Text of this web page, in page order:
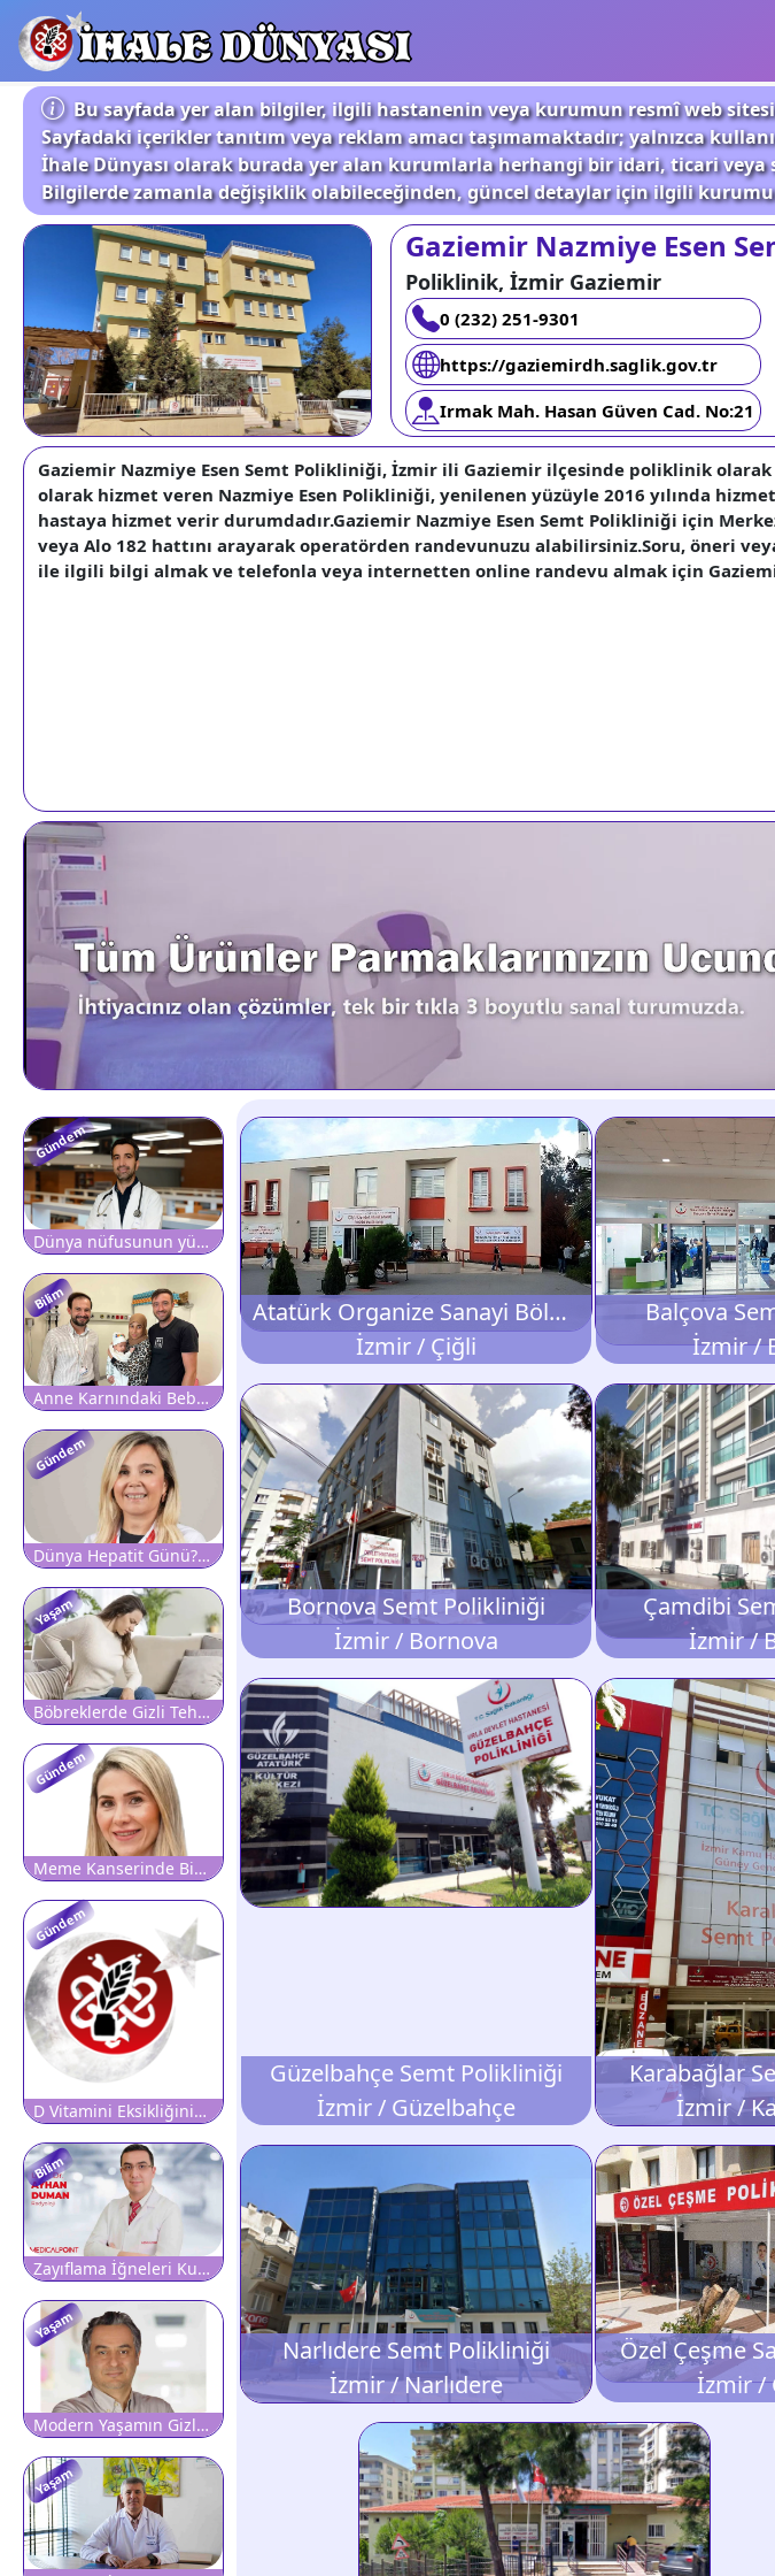
İHALE DÜNYASI
Bu sayfada yer alan bilgiler, ilgili hastanenin veya kurumun resmî web
Sayfadaki içerikler tanıtım veya reklam amacı taşımamaktadır; yalnızca
İhale Dünyası olarak burada yer alan kurumlarla herhangi bir idari, ticari
Bilgilerde zamanla değişiklik olabileceğinden, güncel detaylar için ilgili
Gaziemir Nazmiye Esen
Poliklinik, İzmir Gaziemir
0 (232) 251-9301
https://gaziemirdh.saglik.gov.tr
Irmak Mah. Hasan Güven Cad. No:21
Gaziemir Nazmiye Esen Semt Polikliniği, İzmir ili Gaziemir ilçesinde poliklinik
olarak hizmet veren Nazmiye Esen Polikliniği, yenilenen yüzüyle 2016 yılında
hastaya hizmet verir durumdadır.Gaziemir Nazmiye Esen Semt Polikliniği için
veya Alo 182 hattını arayarak operatörden randevunuzu alabilirsiniz.Soru, öneri
ile ilgili bilgi almak ve telefonla veya internetten online randevu almak için
Gündem
Dünya nüfusunun yüzde 3'ü kronik Hepatit B veya Hepatit C ile yaşıyor
Bilim
Anne Karnındaki Bebeğin Ciğerine Operasyon
Gündem
Dünya Hepatit Günü?nde Uzmanlardan ?Yanlış Bilinen Doğrular? Uyarısı
Yaşam
Böbreklerde Gizli Tehlike: Basit Bir Kan Tahliliyle Ortaya Çıkıyor! Bu Belirtileri Hafife Almayın!
Gündem
Meme Kanserinde Bir Kontrol, Bir Hayat!
Gündem
D Vitamini Eksikliğinin Kadınlarda Daha Belirgin Olmasının 5 Sebebi
Bilim
Zayıflama İğneleri Kullanmadan Önce Ve Sonrasında Radyolojik Değerlendirmenin Önemi
Yaşam
Modern Yaşamın Gizli Tehlikesi Tükenmişlik Sendromu: 'Dinlenmek Bile Yetmiyorsa Dikkat'
Yaşam
Atatürk Organize Sanayi Bölgesi Semt Polikliniği
İzmir / Çiğli
Balçova
İzmir /
Bornova Semt Polikliniği
İzmir / Bornova
Çamdibi
İzmir /
Güzelbahçe Semt Polikliniği
İzmir / Güzelbahçe
Karabağlar
İzmir /
Narlıdere Semt Polikliniği
İzmir / Narlıdere
Özel Çeşme
İzmir /